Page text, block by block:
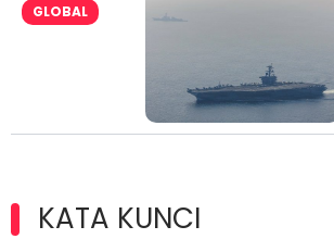
GLOBAL
KATA KUNCI